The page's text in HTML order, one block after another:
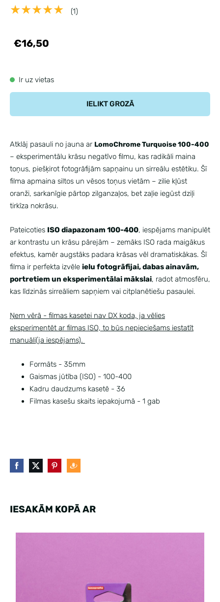
★★★★★ (1)
€16,50
Ir uz vietas
IELIKT GROZĀ
Atklāj pasauli no jauna ar LomoChrome Turquoise 100-400
– eksperimentālu krāsu negatīvo filmu, kas radikāli maina
toņus, piešķirot fotogrāfijām sapņainu un sirreālu estētiku. Šī
filma apmaina siltos un vēsos toņus vietām – zilie kļūst
oranži, sarkanīgie pārtop zilganzaļos, bet zaļie iegūst dziļi
tirkīza nokrāsu.
Pateicoties ISO diapazonam 100-400, iespējams manipulēt
ar kontrastu un krāsu pārejām – zemāks ISO rada maigākus
efektus, kamēr augstāks padara krāsas vēl dramatiskākas. Šī
filma ir perfekta izvēle ielu fotogrāfijai, dabas ainavām,
portretiem un eksperimentālai mākslai, radot atmosfēru,
kas līdzinās sirreāliem sapņiem vai citplanētiešu pasaulei.
Ņem vērā - filmas kasetei nav DX koda, ja vēlies
eksperimentēt ar filmas ISO, to būs nepieciešams iestatīt
manuāli(ja iespējams).
Formāts - 35mm
Gaismas jūtība (ISO) - 100-400
Kadru daudzums kasetē - 36
Filmas kasešu skaits iepakojumā - 1 gab
IESAKĀM KOPĀ AR